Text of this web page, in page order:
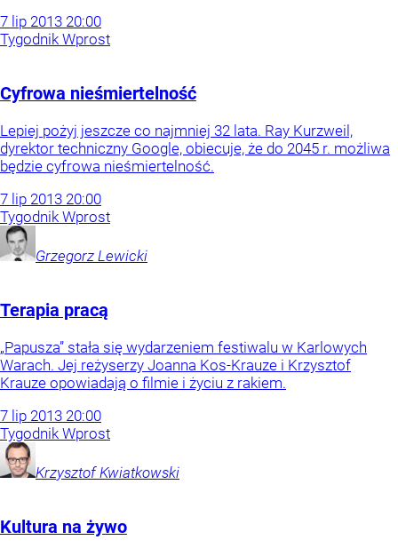
7 lip 2013 20:00
Tygodnik Wprost
Cyfrowa nieśmiertelność
Lepiej pożyj jeszcze co najmniej 32 lata. Ray Kurzweil,
dyrektor techniczny Google, obiecuje, że do 2045 r. możliwa
będzie cyfrowa nieśmiertelność.
7 lip 2013 20:00
Tygodnik Wprost
Grzegorz Lewicki
Terapia pracą
„Papusza” stała się wydarzeniem festiwalu w Karlowych
Warach. Jej reżyserzy Joanna Kos-Krauze i Krzysztof
Krauze opowiadają o filmie i życiu z rakiem.
7 lip 2013 20:00
Tygodnik Wprost
Krzysztof Kwiatkowski
Kultura na żywo